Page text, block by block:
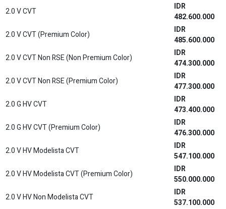
2.0 V CVT
IDR
482.600.000
2.0 V CVT (Premium Color)
IDR
485.600.000
2.0 V CVT Non RSE (Non Premium Color)
IDR
474.300.000
2.0 V CVT Non RSE (Premium Color)
IDR
477.300.000
2.0 G HV CVT
IDR
473.400.000
2.0 G HV CVT (Premium Color)
IDR
476.300.000
2.0 V HV Modelista CVT
IDR
547.100.000
2.0 V HV Modelista CVT (Premium Color)
IDR
550.000.000
2.0 V HV Non Modelista CVT
IDR
537.100.000